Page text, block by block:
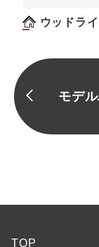
ウッドラ
モデ
TOP